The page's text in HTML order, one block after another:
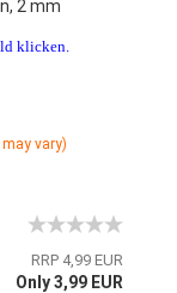
2 mm
klicken.
vary)
RRP 4,99 EUR
Only 3,99 EUR